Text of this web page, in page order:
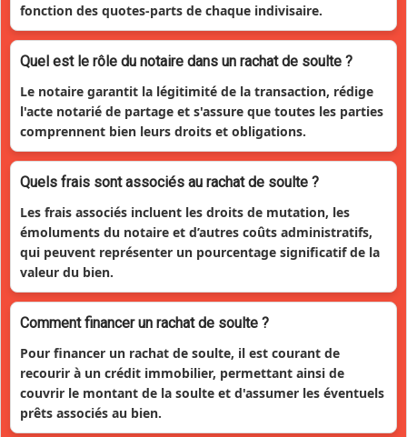
fonction des quotes-parts de chaque indivisaire.
Quel est le rôle du notaire dans un rachat de soulte ?
Le notaire garantit la légitimité de la transaction, rédige
l'acte notarié de partage et s'assure que toutes les parties
comprennent bien leurs droits et obligations.
Quels frais sont associés au rachat de soulte ?
Les frais associés incluent les droits de mutation, les
émoluments du notaire et d’autres coûts administratifs,
qui peuvent représenter un pourcentage significatif de la
valeur du bien.
Comment financer un rachat de soulte ?
Pour financer un rachat de soulte, il est courant de
recourir à un crédit immobilier, permettant ainsi de
couvrir le montant de la soulte et d'assumer les éventuels
prêts associés au bien.